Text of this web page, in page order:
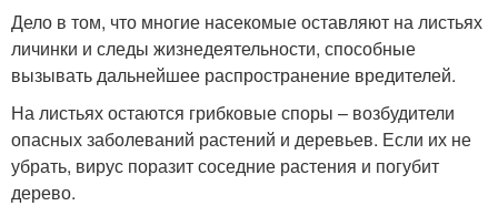
Дело в том, что многие насекомые оставляют на листьях
личинки и следы жизнедеятельности, способные
вызывать дальнейшее распространение вредителей.
На листьях остаются грибковые споры – возбудители
опасных заболеваний растений и деревьев. Если их не
убрать, вирус поразит соседние растения и погубит
дерево.